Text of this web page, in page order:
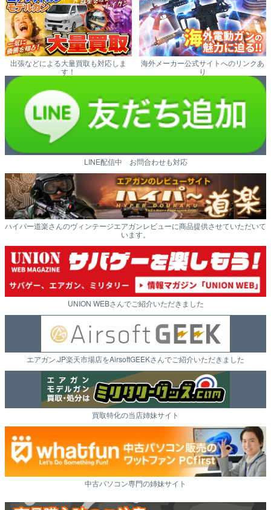
出張などによる大量買取も対応しま
す！
海外メーカー公式サイトへのリンクあ
り
LINE配信中 お問合わせも対応
ハイパー道楽さんのヴィンテージエアガンレビューに商品提供させていただいて
います。
UNION WEBさんでご紹介いただきました
エアガン.JP楽天市場店をAirsoftGEEKさんでご紹介いただきました
買取特化の当店姉妹サイト
中古パソコン専門の姉妹サイト